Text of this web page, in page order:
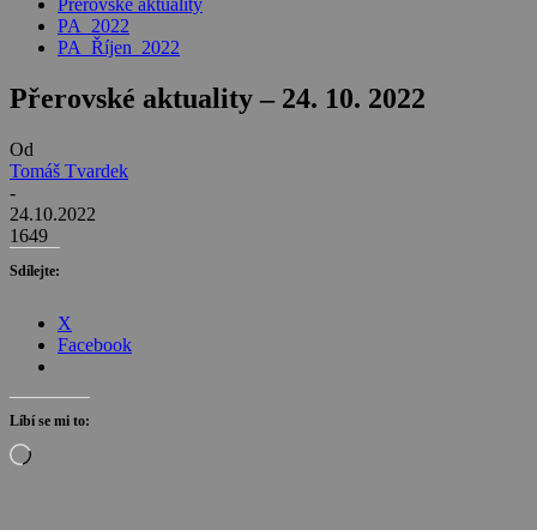
Přerovské aktuality
PA_2022
PA_Říjen_2022
Přerovské aktuality – 24. 10. 2022
Od
Tomáš Tvardek
-
24.10.2022
1649
Sdílejte:
X
Facebook
Líbí se mi to:
Načítání…